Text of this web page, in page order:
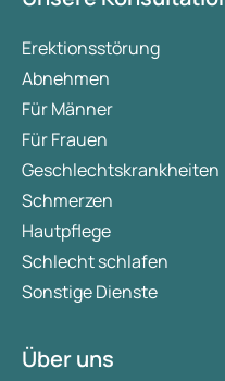
Erektionsstörung
Abnehmen
Für Männer
Für Frauen
Geschlechtskrankheiten
Schmerzen
Hautpflege
Schlecht schlafen
Sonstige Dienste
Über uns